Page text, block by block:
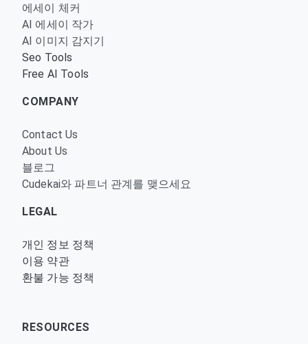
에세이 체커
AI 에세이 작가
AI 이미지 감지기
Seo Tools
Free AI Tools
COMPANY
Contact Us
About Us
블로그
Cudekai와 파트너 관계를 맺으세요
LEGAL
개인 정보 정책
이용 약관
환불 가능 정책
RESOURCES